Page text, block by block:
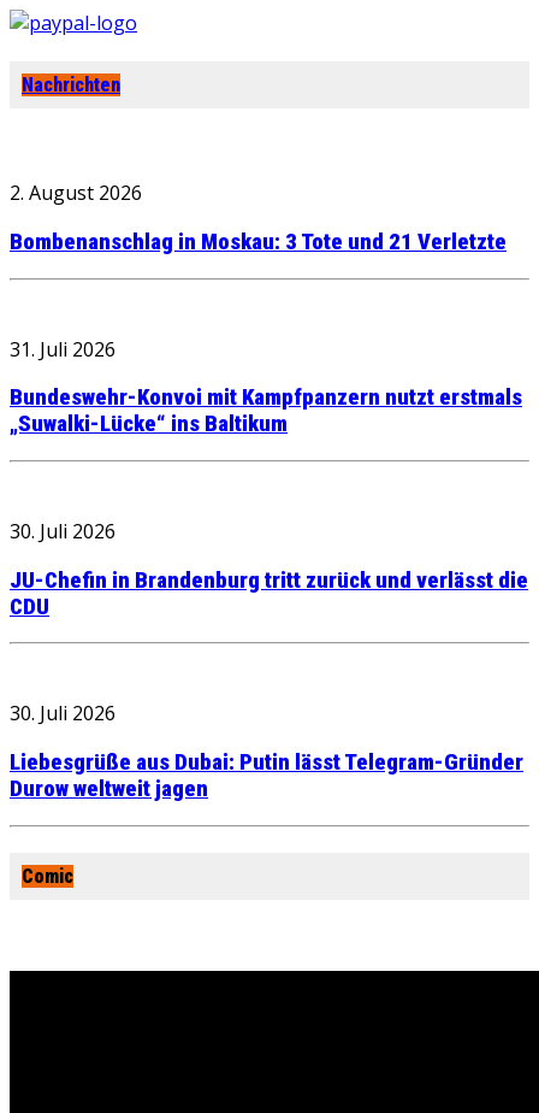
Nachrichten
2. August 2026
Bombenanschlag in Moskau: 3 Tote und 21 Verletzte
31. Juli 2026
Bundeswehr-Konvoi mit Kampfpanzern nutzt erstmals
„Suwalki-Lücke“ ins Baltikum
30. Juli 2026
JU-Chefin in Brandenburg tritt zurück und verlässt die
CDU
30. Juli 2026
Liebesgrüße aus Dubai: Putin lässt Telegram-Gründer
Durow weltweit jagen
Comic